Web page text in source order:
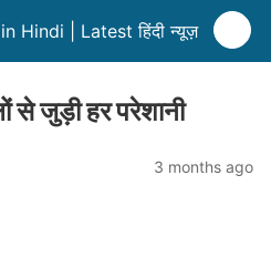
Hindi | Latest हिंदी न्यूज़
से जुड़ी हर परेशानी
3 months ago